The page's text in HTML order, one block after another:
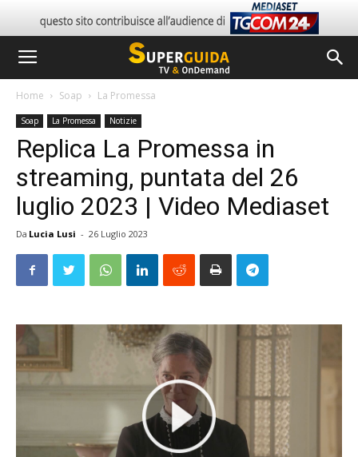
Home Soap La Promessa
Soap La Promessa Notizie
Replica La Promessa in
streaming, puntata del 26
luglio 2023 | Video Mediaset
Da Lucia Lusi - 26 Luglio 2023